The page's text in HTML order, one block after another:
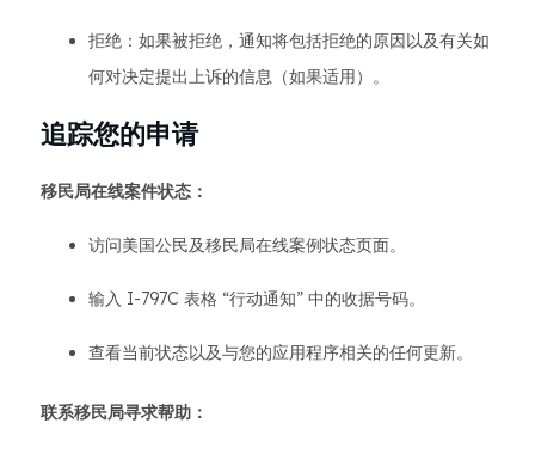
拒绝：如果被拒绝，通知将包括拒绝的原因以及有关如
何对决定提出上诉的信息（如果适用）。
追踪您的申请
移民局在线案件状态：
访问美国公民及移民局在线案例状态页面。
输入 I-797C 表格 “行动通知” 中的收据号码。
查看当前状态以及与您的应用程序相关的任何更新。
联系移民局寻求帮助：